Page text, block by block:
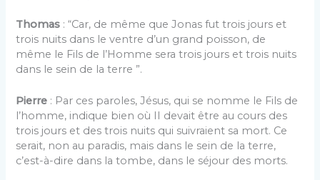
Thomas : “Car, de même que Jonas fut trois jours et
trois nuits dans le ventre d’un grand poisson, de
même le Fils de l’Homme sera trois jours et trois nuits
dans le sein de la terre ”.
Pierre : Par ces paroles, Jésus, qui se nomme le Fils de
l’homme, indique bien où II devait être au cours des
trois jours et des trois nuits qui suivraient sa mort. Ce
serait, non au paradis, mais dans le sein de la terre,
c’est-à-dire dans la tombe, dans le séjour des morts.